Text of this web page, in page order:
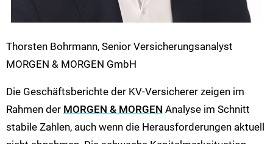
Thorsten Bohrmann, Senior Versicherungsanalyst
MORGEN & MORGEN GmbH
Die Geschäftsberichte der KV-Versicherer zeigen im
Rahmen der MORGEN & MORGEN Analyse im Schnitt
stabile Zahlen, auch wenn die Herausforderungen aktuell